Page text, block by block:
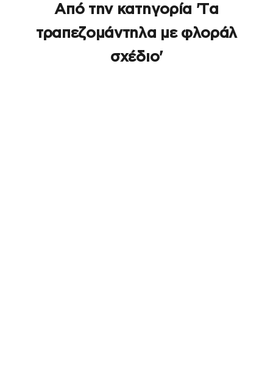
Από την κατηγορία 'Τα
τραπεζομάντηλα με φλοράλ
σχέδιο'